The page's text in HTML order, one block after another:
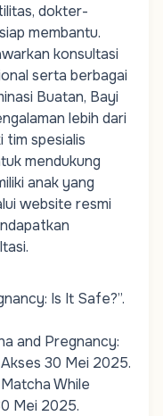
, dokter-
siap membantu.
konsultasi
serta berbagai
Buatan, Bayi
lebih dari
tim spesialis
mendukung
anakyang
website resmi
.
Is It Safe?”.
and Pregnancy:
30 Mei 2025.
While
Mei 2025.